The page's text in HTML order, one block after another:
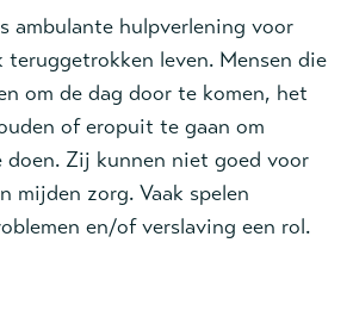
ambulante hulpverlening voor
teruggetrokken leven. Mensen die
om de dag door te komen, het
of eropuit te gaan om
doen. Zij kunnen niet goed voor
mijden zorg. Vaak spelen
en/of verslaving een rol.